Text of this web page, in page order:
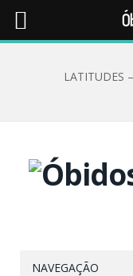
LATITUDES
NAVEGAÇÃO